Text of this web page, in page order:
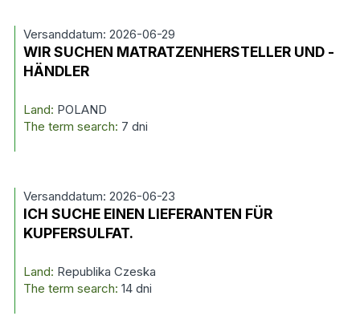
Versanddatum: 2026-06-29
WIR SUCHEN MATRATZENHERSTELLER UND -
HÄNDLER
Land: POLAND
The term search: 7 dni
Versanddatum: 2026-06-23
ICH SUCHE EINEN LIEFERANTEN FÜR
KUPFERSULFAT.
Land: Republika Czeska
The term search: 14 dni